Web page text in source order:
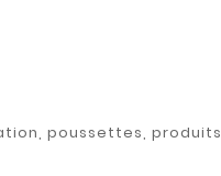
poussettes, produits